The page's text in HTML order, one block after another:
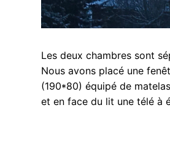
Les deux chambres sont
Nous avons placé une
(190*80) équipé de
et en face du lit une télé à